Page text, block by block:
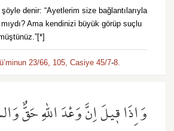
denir: “Ayetlerim size bağlantılarıyla
Ama kendinizi büyük görüp suçlu
23/66, 105, Casiye 45/7-8.
وَاِذَا ق۪يلَ اِنَّ وَعْدَ اللّٰهِ حَقٌّ